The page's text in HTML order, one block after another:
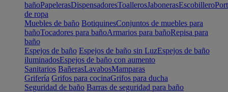
bañoPapelerasDispensadoresToallerosJabonerasEscobillero
de ropa
Muebles de baño BotiquinesConjuntos de muebles para
bañoTocadores para bañoArmarios para bañoRepisa para
baño
Espejos de baño Espejos de baño sin LuzEspejos de baño
iluminadosEspejos de baño con aumento
Sanitarios BañerasLavabosMamparas
Grifería Grifos para cocinaGrifos para ducha
Seguridad de baño Barras de seguridad para baño